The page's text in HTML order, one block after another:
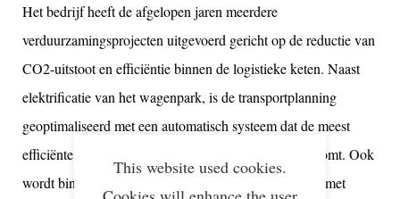
Het bedrijf heeft de afgelopen jaren meerdere
verduurzamingsprojecten uitgevoerd gericht op de reductie van
CO2-uitstooten efficiëntie binnen de logistieke keten. Naast
elektrificatie van het wagenpark, is de transportplanning
geoptimaliseerd met een automatisch systeem dat de meest
efficiënte routes berekent en zo lege kilometers voorkomt. Ook
wordt binnen het DHB-netwerk nauw samengewerkt met
This website used cookies.